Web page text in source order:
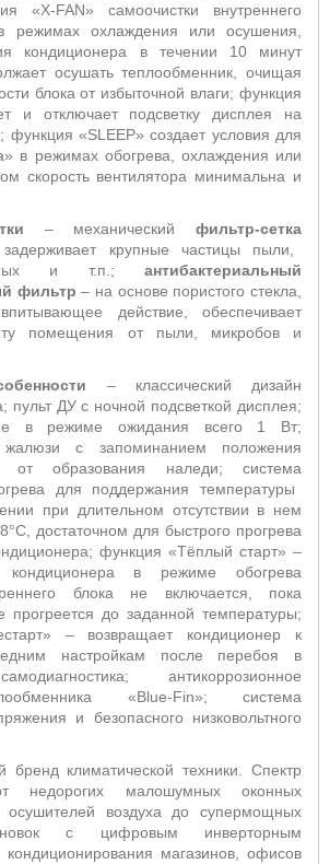
«X-FAN» самоочистки внутреннего
режимах охлаждения или осушения,
кондиционера в течении 10 минут
осушать теплообменник, очищая
блока от избыточной влаги; функция
и отключает подсветку дисплея на
функция «SLEEP» создает условия для
в режимах обогрева, охлаждения или
скорость вентилятора минимальна и
– механический фильтр-сетка
крупные частицы пыли,
и т.п.; антибактериальный
фильтр – на основе пористого стекла,
действие, обеспечивает
помещения от пыли, микробов и
– классический дизайн
пульт ДУ с ночной подсветкой дисплея;
в режиме ожидания всего 1 Вт;
жалюзи с запоминанием положения
от образования наледи; система
для поддержания температуры
при длительном отсутствии в нем
достаточном для быстрого прогрева
функция «Тёплый старт» –
в режиме обогрева
блока не включается, пока
прогреется до заданной температуры;
– возвращает кондиционер к
настройкам после перебоя в
самодиагностика; антикоррозионное
«Blue-Fin»; система
и безопасного низковольтного
бренд климатической техники. Спектр
недорогих малошумных оконных
осушителей воздуха до супермощных
с цифровым инверторным
магазинов, офисов